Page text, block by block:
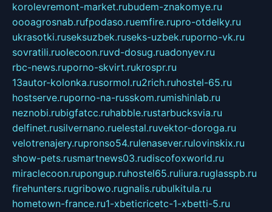
korolevremont-market.rubudem-znakomye.ru
oooagrosnab.rufpodaso.ruemfire.rupro-otdelky.ru
ukrasotki.ruseksuzbek.ruseks-uzbek.ruporno-vk.ru
sovratili.ruolecoon.ruvd-dosug.ruadonyev.ru
rbc-news.ruporno-skvirt.rukrospr.ru
13autor-kolonka.rusormol.ru2rich.ruhostel-65.ru
hostserve.ruporno-na-russkom.rumishinlab.ru
neznobi.rubigfatcc.ruhabble.rustarbucksvia.ru
delfinet.rusilvernano.ruelestal.ruvektor-doroga.ru
velotrenajery.rupronso54.rulenasever.rulovinskix.ru
show-pets.rusmartnews03.rudiscofoxworld.ru
miraclecoon.rupongup.ruhostel65.ruliura.ruglasspb.ru
firehunters.rugribowo.rugnalis.rubulkitula.ru
hometown-france.ru1-xbeticricetc-1-xbetti-5.ru